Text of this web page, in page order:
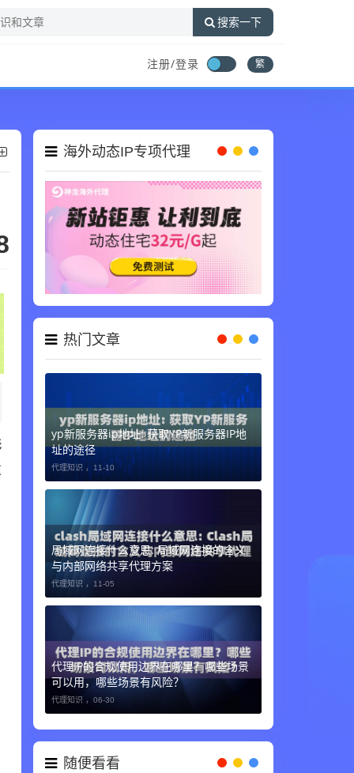
搜索一下
注册/登录 繁
海外动态IP专项代理
热门文章
yp新服务器ip地址: 获取YP新服务器IP地
址的途径
代理知识 ， 11-10
局域网连接什么意思: 局域网连接的含义
与内部网络共享代理方案
代理知识 ， 11-05
代理IP的合规使用边界在哪里？哪些场景
可以用，哪些场景有风险？
代理知识 ， 06-30
随便看看